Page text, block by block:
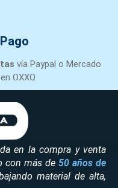
vía Paypal o Mercado
en OXXO.
en la compra y venta
con más de 50 años de
material de alta,